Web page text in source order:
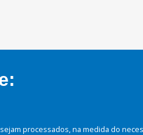
processados, na medida do